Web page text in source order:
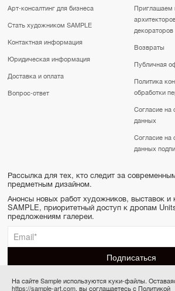
Арт-консалтинг для бизнеса
Стать художником SAMPLE
Контактная информация
Юридическая информация
Доставка и оплата
Вопрос-ответ
Приглашаем
декораторов
Возвраты
Публичная
Политика
обработки
Согласие на
данных
Согласие на
данных
Рассылка для тех, кто следит за
предметным дизайном.
Анонсы новых работ художников, выставок и
SAMPLE, приоритетный доступ к дропам
предложениям галереи.
На сайте Sample используются куки-файлы.
https://sample-art.com, вы соглашаетесь с Политикой